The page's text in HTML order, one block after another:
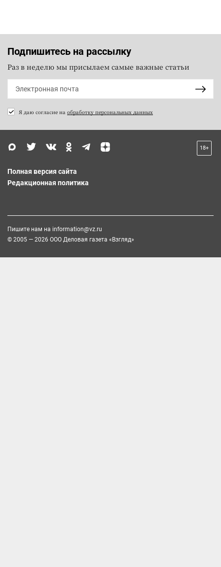
Подпишитесь на рассылку
Раз в неделю мы присылаем самые важные статьи
Я даю согласие на обработку персональных данных
18+
Полная версия сайта
Редакционная политика
Пишите нам на information@vz.ru
© 2005 — 2026 ООО Деловая газета «Взгляд»